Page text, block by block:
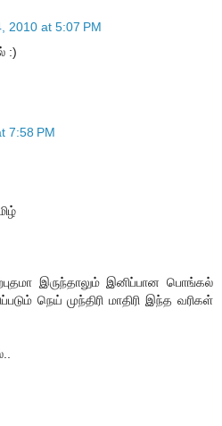
2010 at 5:07 PM
:)
7:58 PM
இருந்தாலும் இனிப்பான‌ பொங்க‌ல்
நெய் முந்திரி மாதிரி இந்த‌ வ‌ரிக‌ள்